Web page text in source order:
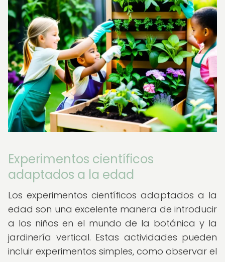
Experimentos científicos
adaptados a la edad
Los experimentos científicos adaptados a la
edad son una excelente manera de introducir
a los niños en el mundo de la botánica y la
jardinería vertical. Estas actividades pueden
incluir experimentos simples, como observar el